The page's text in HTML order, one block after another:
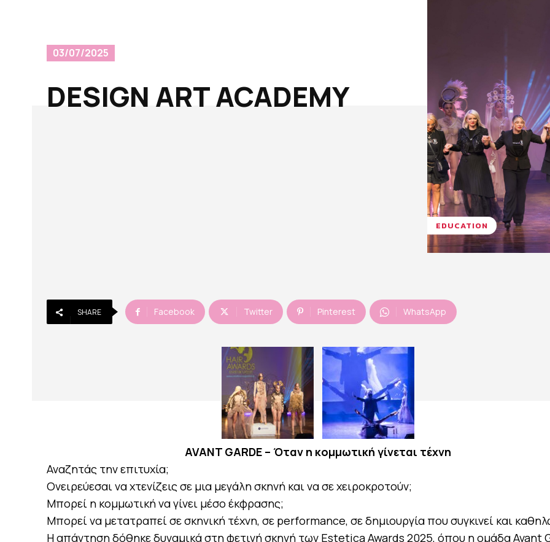
03/07/2025
DESIGN ART ACADEMY
EDUCATION
SHARE Facebook Twitter Pinterest WhatsApp
AVANT GARDE – Όταν η κομμωτική γίνεται τέχνη
Αναζητάς την επιτυχία;
Ονειρεύεσαι να χτενίζεις σε μια μεγάλη σκηνή και να σε χειροκροτούν;
Μπορεί η κομμωτική να γίνει μέσο έκφρασης;
Μπορεί να μετατραπεί σε σκηνική τέχνη, σε performance, σε δημιουργία που συγκινεί και
Η απάντηση δόθηκε δυναμικά στη φετινή σκηνή των Estetica Awards 2025, όπου η ομάδα Avant